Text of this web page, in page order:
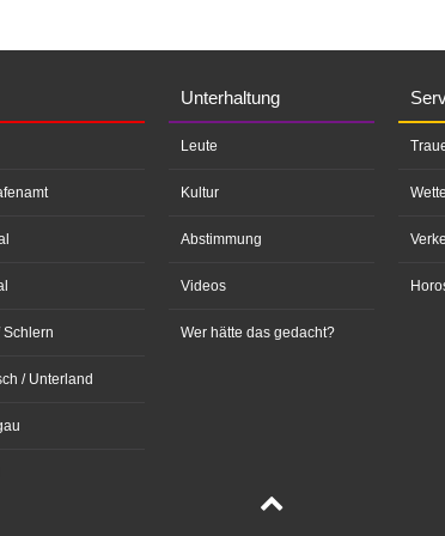
Schlern
/ Unterland
Unterhaltung
Leute
Kultur
Abstimmung
Videos
Wer hätte das gedacht?